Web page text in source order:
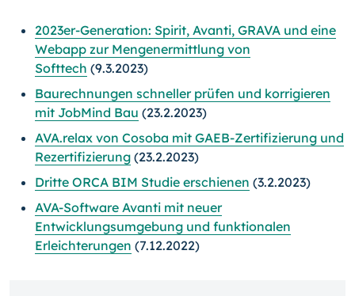
2023er-Generation: Spirit, Avanti, GRAVA und eine
Webapp zur Mengenermittlung von
Softtech (9.3.2023)
Baurechnungen schneller prüfen und korrigieren
mit JobMind Bau (23.2.2023)
AVA.relax von Cosoba mit GAEB-Zertifizierung und
Rezertifizierung (23.2.2023)
Dritte ORCA BIM Studie erschienen (3.2.2023)
AVA-Software Avanti mit neuer
Entwicklungsumgebung und funktionalen
Erleichterungen (7.12.2022)